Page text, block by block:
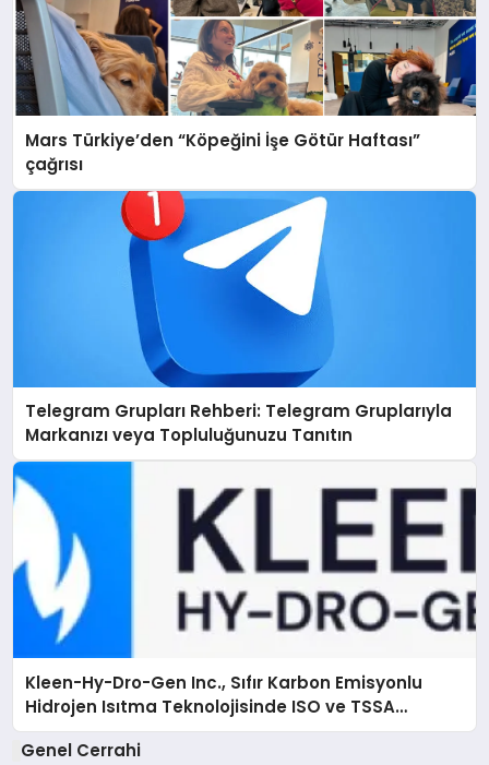
Mars Türkiye’den “Köpeğini İşe Götür Haftası”
çağrısı
Telegram Grupları Rehberi: Telegram Gruplarıyla
Markanızı veya Topluluğunuzu Tanıtın
Kleen-Hy-Dro-Gen Inc., Sıfır Karbon Emisyonlu
Hidrojen Isıtma Teknolojisinde ISO ve TSSA
Düzenleyici Onaylarını Aldı
Genel Cerrahi